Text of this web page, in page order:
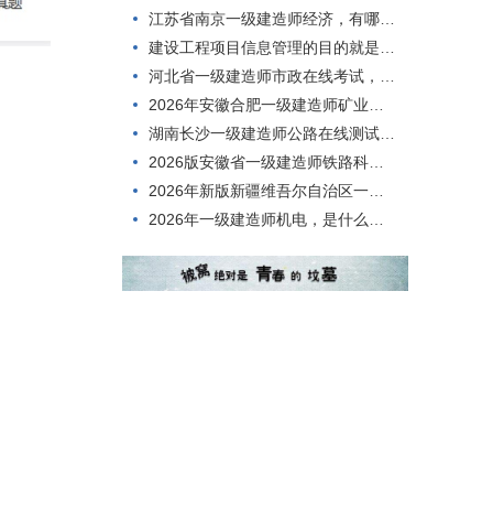
江苏省南京一级建造师经济，有哪些题型？
建设工程项目信息管理的目的就是()。
河北省一级建造师市政在线考试，如何一次就考过？
2026年安徽合肥一级建造师矿业考核考试题型
湖南长沙一级建造师公路在线测试，考点分析
2026版安徽省一级建造师铁路科目，有哪些题型？
2026年新版新疆维吾尔自治区一级建造师矿业考试考试题库
2026年一级建造师机电，是什么情况呢？